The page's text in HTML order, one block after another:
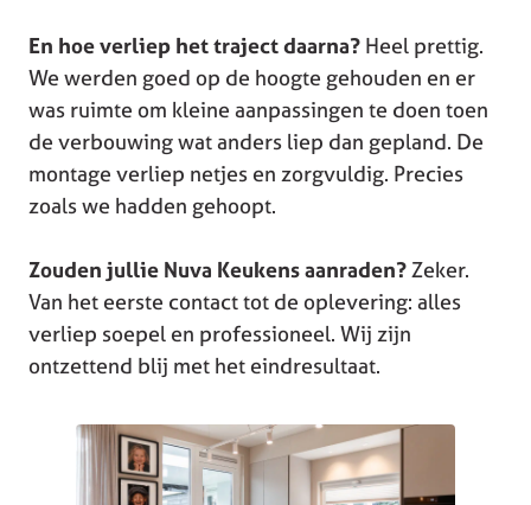
En hoe verliep het traject daarna? Heel prettig.
We werden goed op de hoogte gehouden en er
was ruimte om kleine aanpassingen te doen toen
de verbouwing wat anders liep dan gepland. De
montage verliep netjes en zorgvuldig. Precies
zoals we hadden gehoopt.
Zouden jullie Nuva Keukens aanraden?Zeker.
Van het eerste contact tot de oplevering: alles
verliep soepel en professioneel. Wij zijn
ontzettend blij met het eindresultaat.